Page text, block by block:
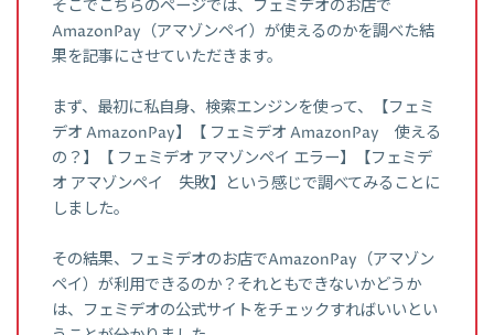
そこでこちらのページでは、フェミデオのお店で
AmazonPay（アマゾンペイ）が使えるのかを調べた結
果を記事にさせていただきます。
まず、最初に私自身、検索エンジンを使って、【フェミ
デオ AmazonPay】【 フェミデオ AmazonPay 使える
の？】【 フェミデオ アマゾンペイ エラー】【フェミデ
オ アマゾンペイ 失敗】という感じで調べてみることに
しました。
その結果、フェミデオのお店でAmazonPay（アマゾン
ペイ）が利用できるのか？それともできないかどうか
は、フェミデオの公式サイトをチェックすればいいとい